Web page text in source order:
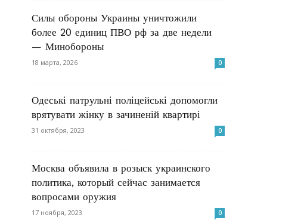
Силы обороны Украины уничтожили
более 20 единиц ПВО рф за две недели
— Минобороны
18 марта, 2026 0
Одеські патрульні поліцейські допомогли
врятувати жінку в зачиненій квартирі
31 октября, 2023 0
Москва объявила в розыск украинского
политика, который сейчас занимается
вопросами оружия
17 ноября, 2023 0